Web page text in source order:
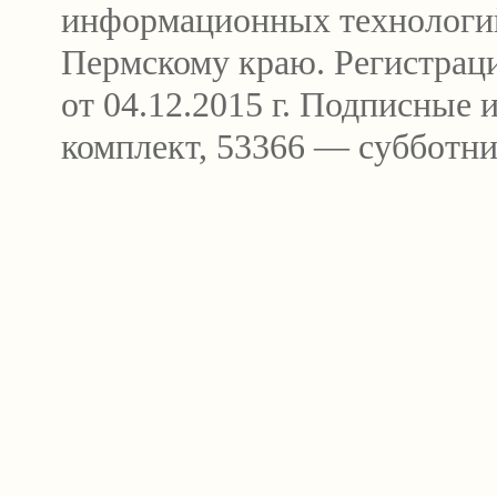
информационных
Пермскому краю.
от 04.12.2015 г.
комплект, 53366 —